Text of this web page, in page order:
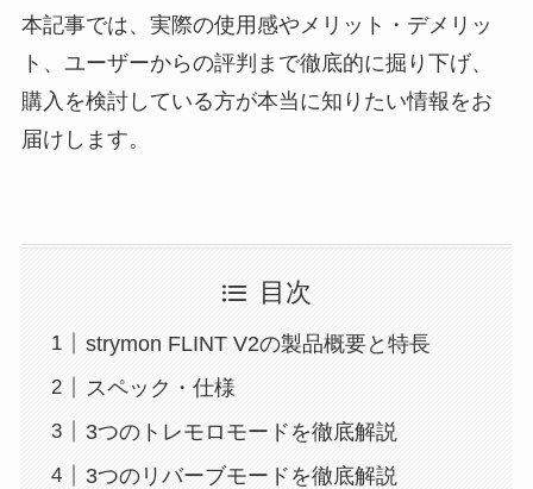
本記事では、実際の使用感やメリット・デメリッ
ト、ユーザーからの評判まで徹底的に掘り下げ、
購入を検討している方が本当に知りたい情報をお
届けします。
目次
strymon FLINT V2の製品概要と特長
スペック・仕様
3つのトレモロモードを徹底解説
3つのリバーブモードを徹底解説